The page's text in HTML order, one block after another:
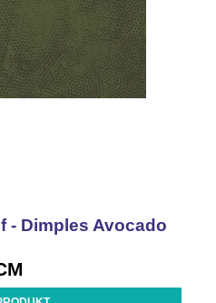
- Dimples Avocado